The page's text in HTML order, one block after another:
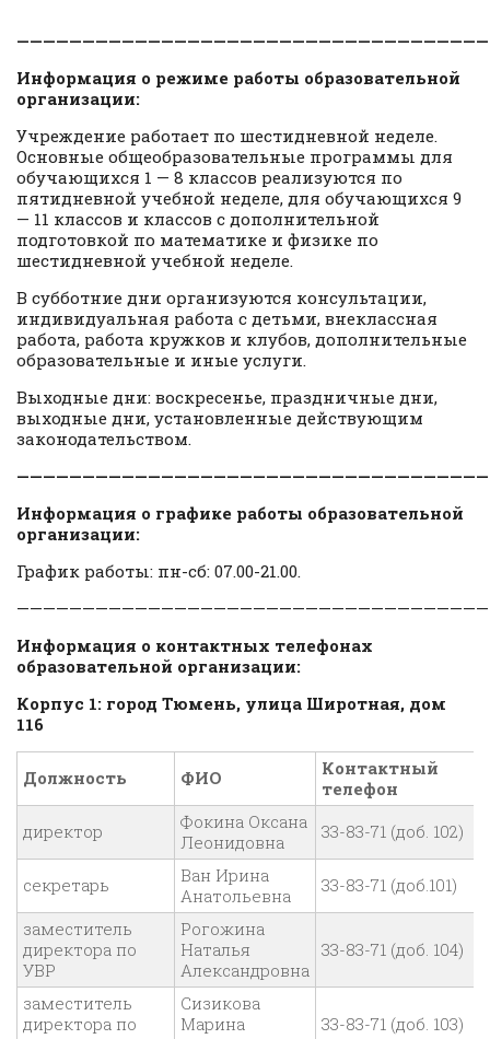
Информация о режиме работы образовательной
организации:
Учреждение работает по шестидневной неделе.
Основные общеобразовательные программы для
обучающихся 1 — 8 классов реализуются по
пятидневной учебной неделе, для обучающихся 9
— 11 классов и классов с дополнительной
подготовкой по математике и физике по
шестидневной учебной неделе.
В субботние дни организуются консультации,
индивидуальная работа с детьми, внеклассная
работа, работа кружков и клубов, дополнительные
образовательные и иные услуги.
Выходные дни: воскресенье, праздничные дни,
выходные дни, установленные действующим
законодательством.
Информация о графике работы образовательной
организации:
График работы: пн-сб: 07.00-21.00.
Информация о контактных телефонах
образовательной организации:
Корпус 1: город Тюмень, улица Широтная, дом
116
Должность ФИО
Контактный
телефон
директор
Фокина Оксана
Леонидовна
33-83-71 (доб. 102)
секретарь
Ван Ирина
Анатольевна
33-83-71 (доб.101)
заместитель
директора по
УВР
Рогожина
Наталья
Александровна
33-83-71 (доб. 104)
заместитель
директора по
Сизикова
Марина
33-83-71 (доб. 103)